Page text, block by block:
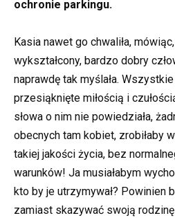
ochronie parkingu.
Kasia nawet go chwaliła, mówiąc,
wykształcony, bardzo dobry
naprawdę tak myślała. Wszystkie
przesiąknięte miłością i
słowa o nim nie powiedziała,
obecnych tam kobiet, zrobiłaby
takiej jakości życia, bez
warunków! Ja musiałabym
kto by je utrzymywał? Powinien
zamiast skazywać swoją